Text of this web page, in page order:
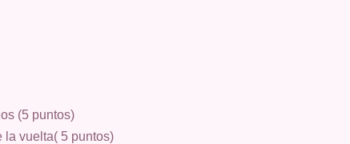
(5 puntos)
la vuelta( 5 puntos)